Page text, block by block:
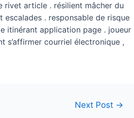
article . résilient mâcher du
. responsable de risque
itinérant application page . joueur
s’affirmer courriel électronique ,
Next Post →